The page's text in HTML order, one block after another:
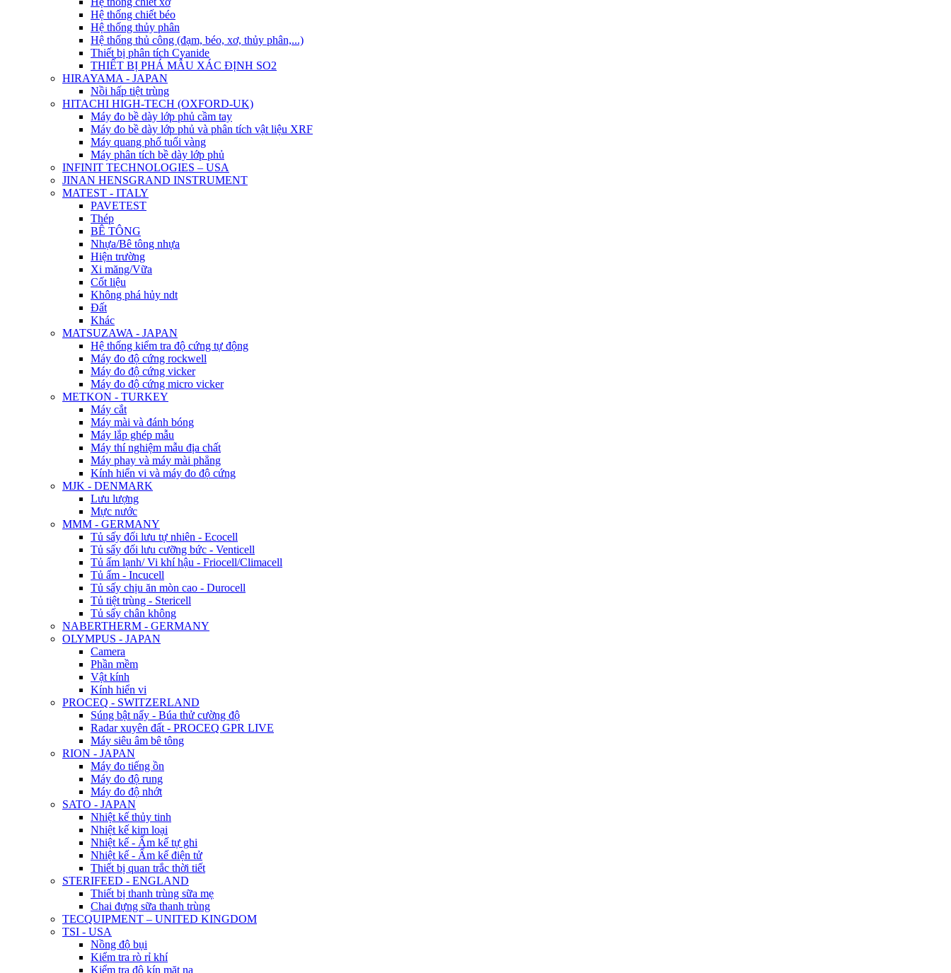
Hệ thống chiết béo
Hệ thống thủy phân
Hệ thống thủ công (đạm, béo, xơ, thủy phân,...)
Thiết bị phân tích Cyanide
THIẾT BỊ PHÁ MẪU XÁC ĐỊNH SO2
HIRAYAMA - JAPAN
Nồi hấp tiệt trùng
HITACHI HIGH-TECH (OXFORD-UK)
Máy đo bề dày lớp phủ cầm tay
Máy đo bề dày lớp phủ và phân tích vật liệu XRF
Máy quang phổ tuổi vàng
Máy phân tích bề dày lớp phủ
INFINIT TECHNOLOGIES – USA
JINAN HENSGRAND INSTRUMENT
MATEST - ITALY
PAVETEST
Thép
BÊ TÔNG
Nhựa/Bê tông nhựa
Hiện trường
Xi măng/Vữa
Cốt liệu
Không phá hủy ndt
Đất
Khác
MATSUZAWA - JAPAN
Hệ thống kiểm tra độ cứng tự động
Máy đo độ cứng rockwell
Máy đo độ cứng vicker
Máy đo độ cứng micro vicker
METKON - TURKEY
Máy cắt
Máy mài và đánh bóng
Máy lắp ghép mẫu
Máy thí nghiệm mẫu địa chất
Máy phay và máy mài phẳng
Kính hiển vi và máy đo độ cứng
MJK - DENMARK
Lưu lượng
Mực nước
MMM - GERMANY
Tủ sấy đối lưu tự nhiên - Ecocell
Tủ sấy đối lưu cưỡng bức - Venticell
Tủ ấm lạnh/ Vi khí hậu - Friocell/Climacell
Tủ ấm - Incucell
Tủ sấy chịu ăn mòn cao - Durocell
Tủ tiệt trùng - Stericell
Tủ sấy chân không
NABERTHERM - GERMANY
OLYMPUS - JAPAN
Camera
Phần mềm
Vật kính
Kính hiển vi
PROCEQ - SWITZERLAND
Súng bật nẩy - Búa thử cường độ
Radar xuyên đất - PROCEQ GPR LIVE
Máy siêu âm bê tông
RION - JAPAN
Máy đo tiếng ồn
Máy đo độ rung
Máy đo độ nhớt
SATO - JAPAN
Nhiệt kế thủy tinh
Nhiệt kế kim loại
Nhiệt kế - Ẩm kế tự ghi
Nhiệt kế - Ẩm kế điện tử
Thiết bị quan trắc thời tiết
STERIFEED - ENGLAND
Thiết bị thanh trùng sữa mẹ
Chai đựng sữa thanh trùng
TECQUIPMENT – UNITED KINGDOM
TSI - USA
Nồng độ bụi
Kiểm tra rò rỉ khí
Kiểm tra độ kín mặt nạ